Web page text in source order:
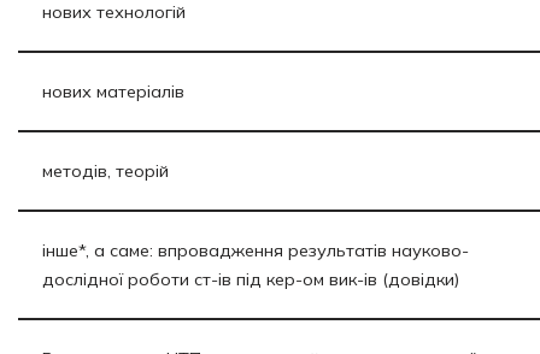
нових технологій
нових матеріалів
методів, теорій
інше*, а саме: впровадження результатів науково-
дослідної роботи ст-ів під кер-ом вик-ів (довідки)